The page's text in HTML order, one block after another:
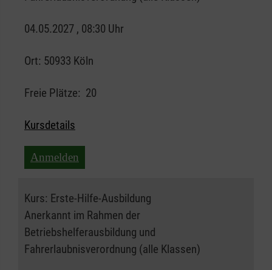
04.05.2027 , 08:30 Uhr
Ort: 50933 Köln
Freie Plätze: 20
Kursdetails
Anmelden
Kurs: Erste-Hilfe-Ausbildung
Anerkannt im Rahmen der
Betriebshelferausbildung und
Fahrerlaubnisverordnung (alle Klassen)